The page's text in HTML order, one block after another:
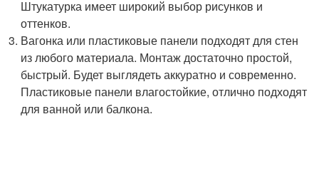
Штукатурка имеет широкий выбор рисунков и
оттенков.
Вагонка или пластиковые панели подходят для стен
из любого материала. Монтаж достаточно простой,
быстрый. Будет выглядеть аккуратно и современно.
Пластиковые панели влагостойкие, отлично подходят
для ванной или балкона.